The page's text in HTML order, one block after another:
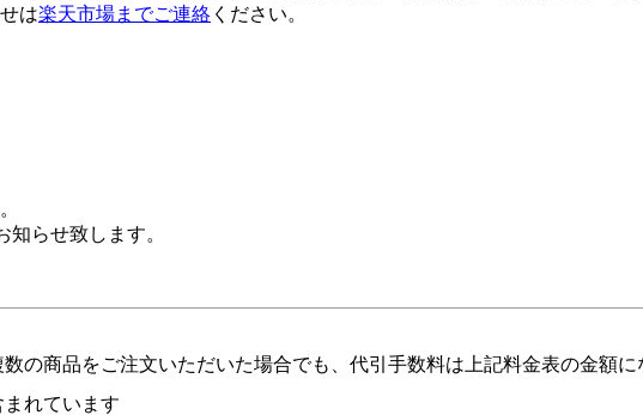
は楽天市場までご連絡 ください。
らせ致します。
の商品をご注文いただいた場合でも、代引手数料は上記料金表の金額に
れています